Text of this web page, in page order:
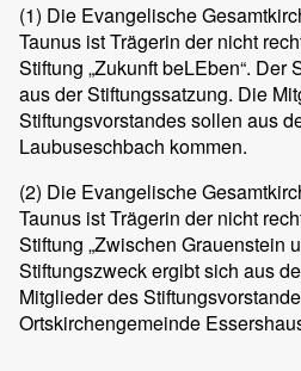
(1) Die Evangelische
Taunus ist Trägerin der nicht
Stiftung „Zukunft beLEben“. Der
aus der Stiftungssatzung. Die
Stiftungsvorstandes sollen aus
Laubuseschbach kommen.
(2) Die Evangelische
Taunus ist Trägerin der nicht
Stiftung „Zwischen Grauenstein
Stiftungszweck ergibt sich aus
Mitglieder des
Ortskirchengemeinde